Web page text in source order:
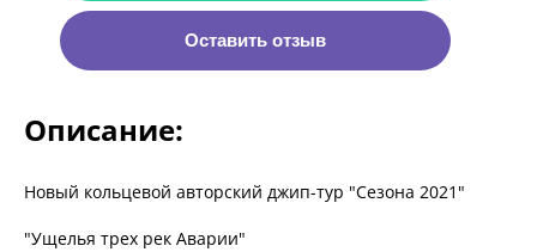
Оставить отзыв
Описание:
Новый кольцевой авторский джип-тур "Сезона 2021"
"Ущелья трех рек Аварии"